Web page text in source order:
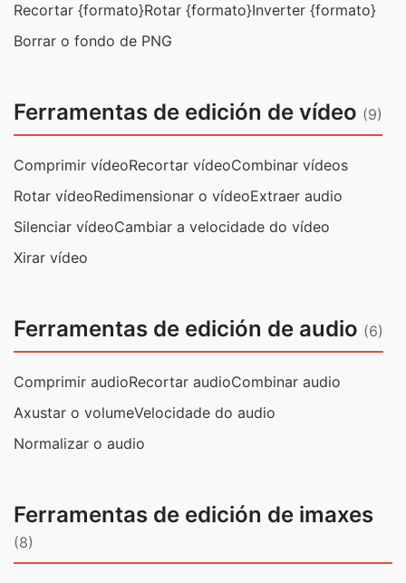
Recortar {formato}Rotar {formato}Inverter {formato}
Borrar o fondo de PNG
Ferramentas de edición de vídeo (9)
Comprimir vídeoRecortar vídeoCombinar vídeos
Rotar vídeoRedimensionar o vídeoExtraer audio
Silenciar vídeoCambiar a velocidade do vídeo
Xirar vídeo
Ferramentas de edición de audio (6)
Comprimir audioRecortar audioCombinar audio
Axustar o volumeVelocidade do audio
Normalizar o audio
Ferramentas de edición de imaxes
(8)